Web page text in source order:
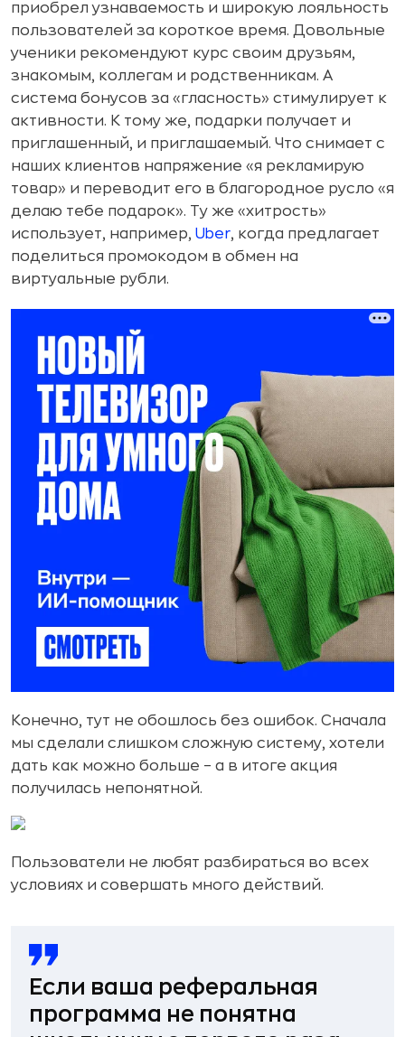
приобрел узнаваемость и широкую лояльность
пользователей за короткое время. Довольные
ученики рекомендуют курс своим друзьям,
знакомым, коллегам и родственникам. А
система бонусов за «гласность» стимулирует к
активности. К тому же, подарки получает и
приглашенный, и приглашаемый. Что снимает с
наших клиентов напряжение «я рекламирую
товар» и переводит его в благородное русло «я
делаю тебе подарок». Ту же «хитрость»
использует, например, Uber, когда предлагает
поделиться промокодом в обмен на
виртуальные рубли.
Конечно, тут не обошлось без ошибок. Сначала
мы сделали слишком сложную систему, хотели
дать как можно больше – а в итоге акция
получилась непонятной.
Пользователи не любят разбираться во всех
условиях и совершать много действий.
Если ваша реферальная
программа не понятна